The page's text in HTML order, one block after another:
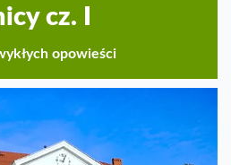
cz. I
opowieści